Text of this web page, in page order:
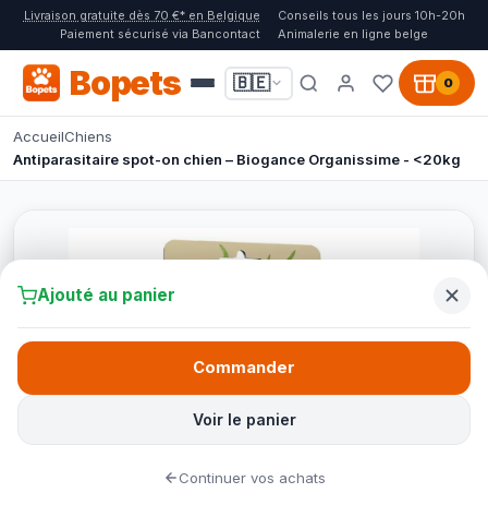
Livraison gratuite dès 70 €* en Belgique
Conseils tous les jours 10h-20h
Paiement sécurisé via Bancontact
Animalerie en ligne belge
Bopets 🇧🇪 0
AccueilChiens
Antiparasitaire spot-on chien – Biogance Organissime - <20kg
Ajouté au panier
Voir le panier
Commander
Continuer vos achats